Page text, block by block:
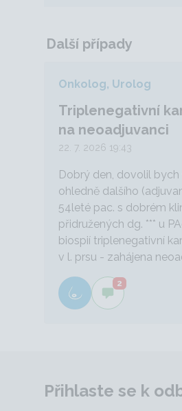
Další případy
Onkolog, Urolog
Triplenegativní
na neoadjuvanci
22. 7. 2026 19:43
Dobrý den, dovolil bych
ohledně dalšího
54leté pac. s dobrém
přidružených dg. *** u
biospií triplenegativní
v l. prsu - zahájena
2
Přihlaste se k